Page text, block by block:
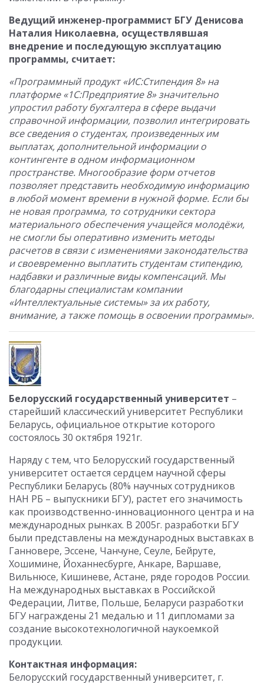
Ведущий инженер-программист БГУ Денисова
Наталия Николаевна, осуществлявшая
внедрение и последующую эксплуатацию
программы, считает:
«Программный продукт «ИС:Стипендия 8» на
платформе «1С:Предприятие 8» значительно
упростил работу бухгалтера в сфере выдачи
справочной информации, позволил интегрировать
все сведения о студентах, произведенных им
выплатах, дополнительной информации о
контингенте в одном информационном
пространстве. Многообразие форм отчетов
позволяет представить необходимую информацию
в любой момент времени в нужной форме. Если бы
не новая программа, то сотрудники сектора
материального обеспечения учащейся молодёжи,
не смогли бы оперативно изменить методы
расчетов в связи с изменениями законодательства
и своевременно выплатить студентам стипендию,
надбавки и различные виды компенсаций. Мы
благодарны специалистамкомпании
«Интеллектуальные системы» за их работу,
внимание, а также помощь в освоении программы».
Белорусский государственный университет –
старейший классический университет Республики
Беларусь, официальное открытие которого
состоялось 30 октября 1921г.
Наряду с тем, что Белорусский государственный
университет остается сердцем научной сферы
Республики Беларусь (80% научных сотрудников
НАН РБ – выпускники БГУ), растет его значимость
как производственно-инновационного центра и на
международных рынках. В 2005г. разработки БГУ
были представлены на международных выставках в
Ганновере, Эссене, Чанчуне, Сеуле, Бейруте,
Хошимине, Йоханнесбурге, Анкаре, Варшаве,
Вильнюсе, Кишиневе, Астане, ряде городов России.
На международных выставках в Российской
Федерации, Литве, Польше, Беларуси разработки
БГУ награждены 21 медалью и 11 дипломами за
создание высокотехнологичной наукоемкой
продукции.
Контактная информация:
Белорусский государственный университет, г.